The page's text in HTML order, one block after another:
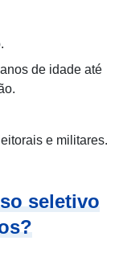
de idade até
e militares.
seletivo